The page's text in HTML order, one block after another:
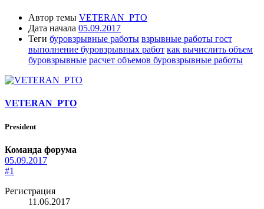
Автор темы VETERAN_PTO
Дата начала 05.09.2017
Теги буровзрывные работы взрывные работы гост
выполнение буровзрывных работ как вычислить объем
буровзрывные расчет объемов буровзрывные работы
VETERAN_PTO
President
Команда форума
05.09.2017
#1
Регистрация
11.06.2017